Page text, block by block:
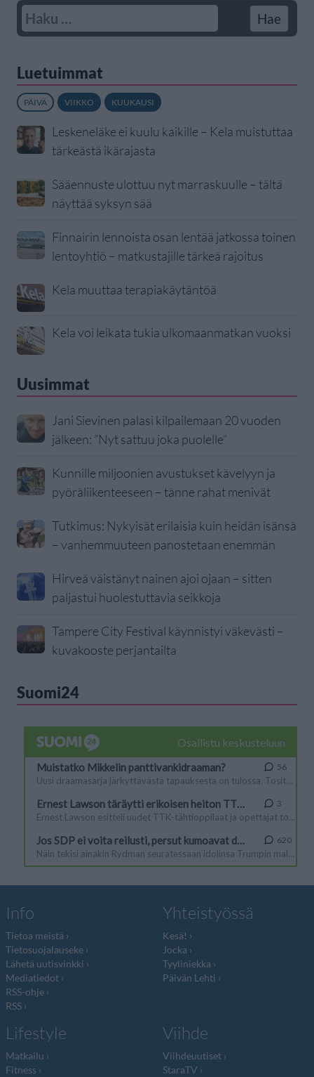
Luetuimmat
PÄIVÄ VIIKKO KUUKAUSI
Leskeneläke ei kuulu kaikille – Kela muistuttaa
tärkeästä ikärajasta
Sääennuste ulottuu nyt marraskuulle – tältä
näyttää syksyn sää
Finnairin lennoista osan lentää jatkossa toinen
lentoyhtiö – matkustajille tärkeä rajoitus
Kela muuttaa terapiakäytäntöä
Kela voi leikata tukia ulkomaanmatkan vuoksi
Uusimmat
Jani Sievinen palasi kilpailemaan 20 vuoden
jälkeen: ”Nyt sattuu joka puolelle”
Kunnille miljoonien avustukset kävelyyn ja
pyöräliikenteeseen – tänne rahat menivät
Tutkimus: Nykyisät erilaisia kuin heidän isänsä
– vanhemmuuteen panostetaan enemmän
Hirveä väistänyt nainen ajoi ojaan – sitten
paljastui huolestuttavia seikkoja
Tampere City Festival käynnistyi väkevästi –
kuvakooste perjantailta
Suomi24
Info
Tietoa meistä
Tietosuojalauseke
Lähetä uutisvinkki
Mediatiedot
RSS-ohje
RSS
Yhteistyössä
Kesä!
Jocka
Tyyliniekka
Päivän Lehti
Lifestyle
Matkailu
Fitness
Viihde
Viihdeuutiset
StaraTV